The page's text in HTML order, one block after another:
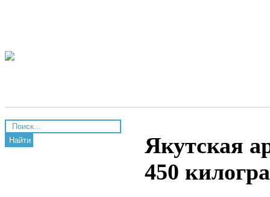
Найти
Якутская
450